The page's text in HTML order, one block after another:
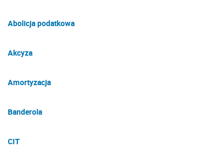
Abolicja podatkowa
Akcyza
Amortyzacja
Banderola
CIT